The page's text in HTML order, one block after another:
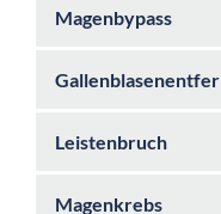
Magenbypass
Leistenbruch
Magenkrebs